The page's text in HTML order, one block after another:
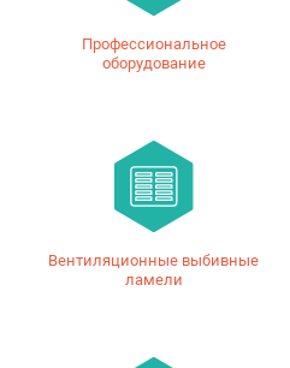
Профессиональное
оборудование
Вентиляционные выбивные
ламели